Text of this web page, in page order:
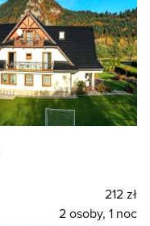
212 zł
2 osoby, 1 noc